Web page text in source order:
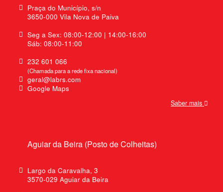
Praça do Município, s/n
3650-000 Vila Nova de Paiva
Seg a Sex: 08:00-12:00 | 14:00-16:00
Sáb: 08:00-11:00
232 601 066
(Chamada para a rede fixa nacional)
geral@labrs.com
Google Maps
Saber mais
Aguiar da Beira (Posto de Colheitas)
Largo da Caravalha, 3
3570-029 Aguiar da Beira